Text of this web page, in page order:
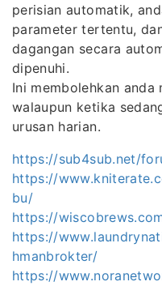
perisian automatik,
parameter tertentu,
dagangan secara
dipenuhi.
Ini membolehkan anda
walaupun ketika
urusan harian.
https://sub4sub.net/
https://
bu/
https://
https://
hmanbrokter/
https://